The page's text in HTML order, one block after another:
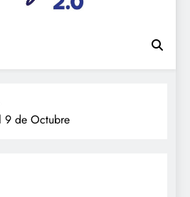
festa en festa 2.0
9 de Octubre